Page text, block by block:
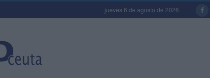
jueves 6 de agosto de 2026